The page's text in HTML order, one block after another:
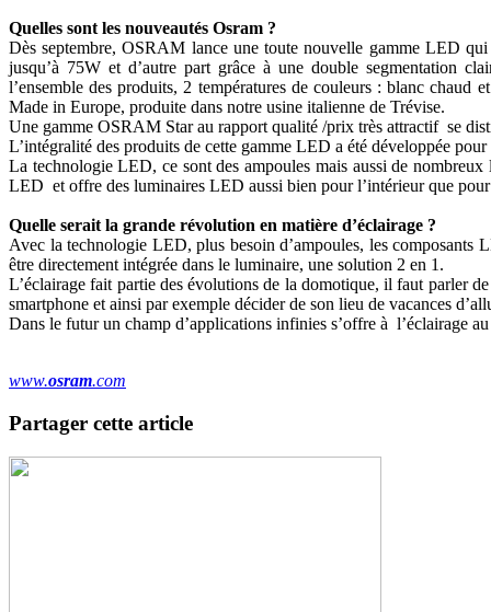
Quelles sont les nouveautés Osram ?
Dès septembre, OSRAM lance une toute nouvelle gamme LED qui
jusqu’à 75W et d’autre part grâce à une double segmentation
l’ensemble des produits, 2 températures de couleurs : blanc
Made in Europe, produite dans notre usine italienne de Trévise.
Une gamme OSRAM Star au rapport qualité /prix très attractif se
L’intégralité des produits de cette gamme LED a été développée
La technologie LED, ce sont des ampoules mais aussi de
LED et offre des luminaires LED aussi bien pour l’intérieur que pour
Quelle serait la grande révolution en matière d’éclairage ?
Avec la technologie LED, plus besoin d’ampoules, les composants
être directement intégrée dans le luminaire, une solution 2 en 1.
L’éclairage fait partie des évolutions de la domotique, il faut parler
smartphone et ainsi par exemple décider de son lieu de vacances
Dans le futur un champ d’applications infinies s’offre à l’éclairage
www.osram.com
Partager cette article